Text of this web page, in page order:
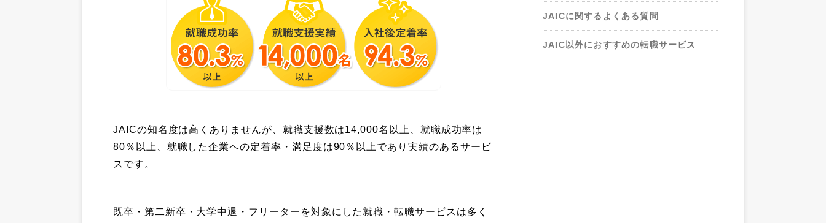
JAICの知名度は高くありませんが、就職支援数は14,000名以上、就職成功率は
80％以上、就職した企業への定着率・満足度は90％以上であり実績のあるサービ
スです。
既卒・第二新卒・大学中退・フリーターを対象にした就職・転職サービスは多く
JAICに関するよくある質問
JAIC以外におすすめの転職サービス